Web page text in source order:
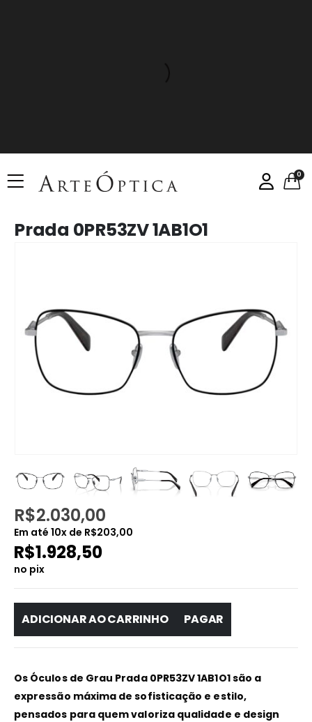
0
Prada 0PR53ZV 1AB1O1
R$2.030,00
Em até 10x de R$203,00
R$1.928,50
no pix
ADICIONAR AO CARRINHO PAGAR
Os Óculos de Grau Prada 0PR53ZV 1AB1O1 são a
expressão máxima de sofisticação e estilo,
pensados para quem valoriza qualidade e design